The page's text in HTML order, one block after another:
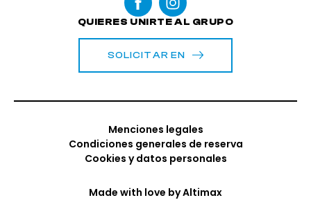
QUIERES UNIRTE AL GRUPO
SOLICITAR EN
Menciones legales
Condiciones generales de reserva
Cookies y datos personales
Made with love byAltimax